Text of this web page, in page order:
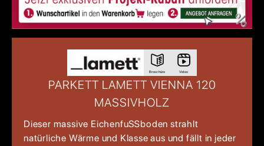
Broschüre Video
PARKETT LAMETT VIENNA 120
MASSIVHOLZ
Dieser massive Eichenfuẞboden strahlt
natürliche Wärme und Klasse aus und fällt in jeder